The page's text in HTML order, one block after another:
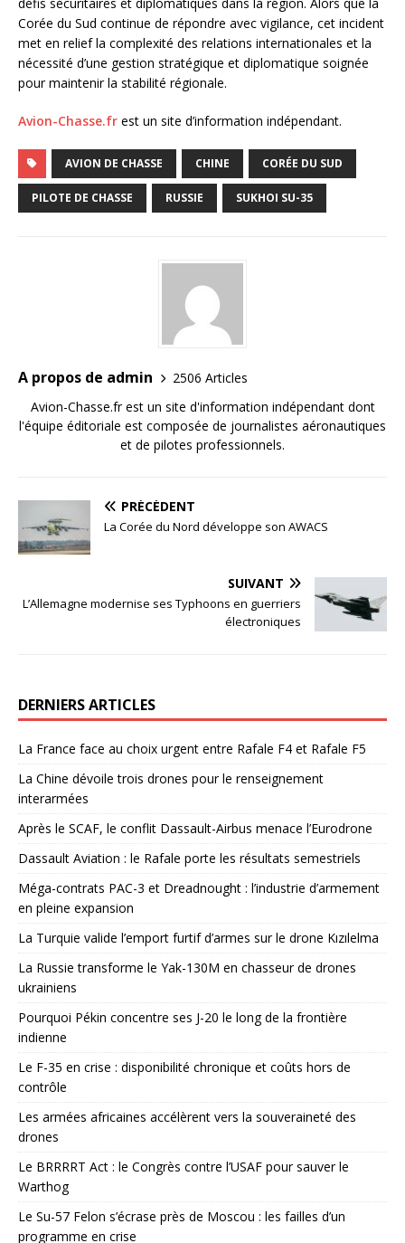
Corée du Sud continue de répondre avec vigilance, cet incident
met en relief la complexité des relations internationales et la
nécessité d’une gestion stratégique et diplomatique soignée
pour maintenir la stabilité régionale.
Avion-Chasse.fr est un site d’information indépendant.
AVION DE CHASSE CHINE CORÉE DU SUD
PILOTE DE CHASSE RUSSIE SUKHOI SU-35
A propos de admin
2506 Articles
Avion-Chasse.fr est un site d'information indépendant dont
l'équipe éditoriale est composée de journalistes aéronautiques
et de pilotes professionnels.
PRÉCÉDENT
La Corée du Nord développe son AWACS
SUIVANT
L’Allemagne modernise ses Typhoons en guerriers
électroniques
DERNIERS ARTICLES
La France face au choix urgent entre Rafale F4 et Rafale F5
La Chine dévoile trois drones pour le renseignement
interarmées
Après le SCAF, le conflit Dassault-Airbus menace l’Eurodrone
Dassault Aviation : le Rafale porte les résultats semestriels
Méga-contrats PAC-3 et Dreadnought : l’industrie d’armement
en pleine expansion
La Turquie valide l’emport furtif d’armes sur le drone Kızılelma
La Russie transforme le Yak-130M en chasseur de drones
ukrainiens
Pourquoi Pékin concentre ses J-20 le long de la frontière
indienne
Le F-35 en crise : disponibilité chronique et coûts hors de
contrôle
Les armées africaines accélèrent vers la souveraineté des
drones
Le BRRRRT Act : le Congrès contre l’USAF pour sauver le
Warthog
Le Su-57 Felon s’écrase près de Moscou : les failles d’un
programme en crise